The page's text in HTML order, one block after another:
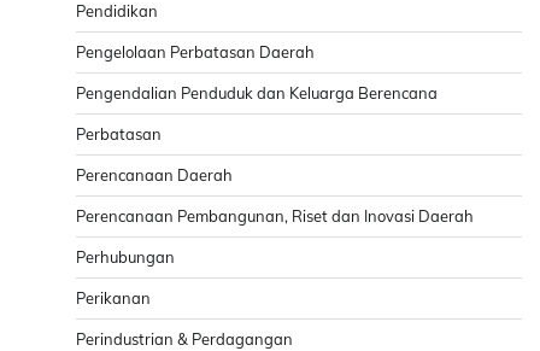
Pendidikan
Pengelolaan Perbatasan Daerah
Pengendalian Penduduk dan Keluarga Berencana
Perbatasan
Perencanaan Daerah
Perencanaan Pembangunan, Riset dan Inovasi Daerah
Perhubungan
Perikanan
Perindustrian & Perdagangan